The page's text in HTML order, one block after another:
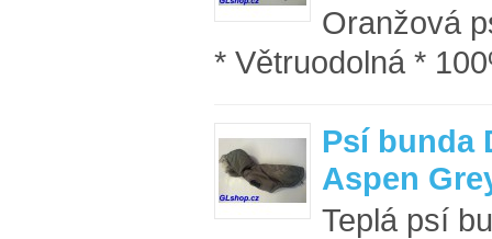
Oranžová
* Větruodolná *
Psí bunda
Aspen
Teplá psí